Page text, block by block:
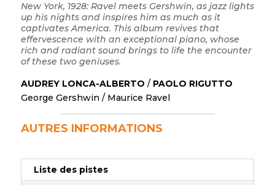
New York, 1928: Ravel meets Gershwin, as jazz lights
up his nights and inspires him as much as it
captivatesAmerica. This album revives that
effervescence with an exceptional piano, whose
rich and radiant sound brings to life the encounter
of these two geniuses.
AUDREY LONCA-ALBERTO / PAOLO RIGUTTO
George Gershwin / Maurice Ravel
AUTRES INFORMATIONS
Liste des pistes